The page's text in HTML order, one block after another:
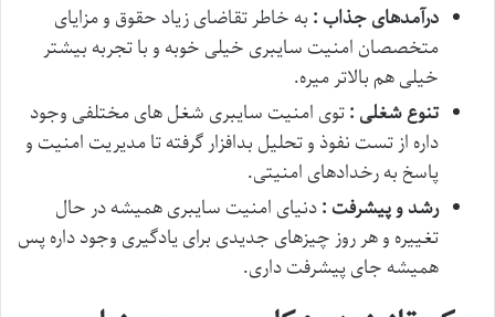
درآمدهای جذاب : به خاطر تقاضای زیاد حقوق و مزایای
متخصصان امنیت سایبری خیلی خوبه و با تجربه بیشتر
خیلی هم بالاتر میره.
تنوع شغلی :توی امنیت سایبری شغل های مختلفی وجود
داره از تست نفوذ و تحلیل بدافزار گرفته تا مدیریت امنیت و
پاسخ به رخدادهای امنیتی.
رشد و پیشرفت :دنیای امنیت سایبری همیشه در حال
تغییره و هر روز چیزهای جدیدی برای یادگیری وجود داره پس
همیشه جای پیشرفت داری.